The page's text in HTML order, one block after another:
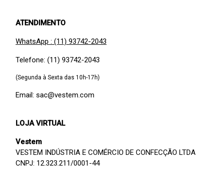
ATENDIMENTO
WhatsApp : (11) 93742-2043
Telefone: (11) 93742-2043
(Segunda à Sexta das 10h-17h)
Email: sac@vestem.com
LOJA VIRTUAL
Vestem
VESTEM INDÚSTRIA E COMÉRCIO DE CONFECÇÃO LTDA
CNPJ: 12.323.211/0001-44